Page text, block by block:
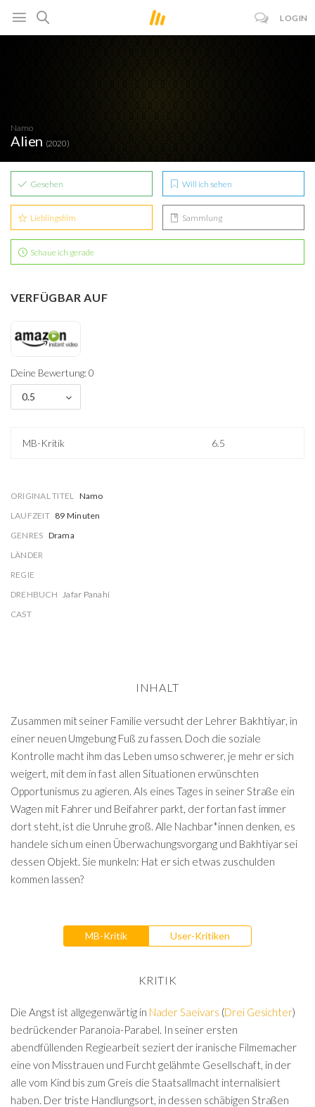
LOGIN
Namo
Alien (2020)
Gesehen Will ich sehen
Lieblingsfilm Sammlung
Schaue ich gerade
VERFÜGBAR AUF
Deine Bewertung: 0
0.5
MB-Kritik 6.5
ORIGINAL TITEL Namo
LAUFZEIT 89 Minuten
GENRES Drama
LÄNDER
REGIE
DREHBUCH Jafar Panahi
CAST
INHALT
Zusammen mit seiner Familie versucht der Lehrer Bakhtiyar, in
einer neuen Umgebung Fuß zu fassen. Doch die soziale
Kontrolle macht ihm das Leben umso schwerer, je mehr er sich
weigert, mit dem in fast allen Situationen erwünschten
Opportunismus zu agieren. Als eines Tages in seiner Straße ein
Wagen mit Fahrer und Beifahrer parkt, der fortan fast immer
dort steht, ist die Unruhe groß. Alle Nachbar*innen denken, es
handele sich um einen Überwachungsvorgang und Bakhtiyar sei
dessen Objekt. Sie munkeln: Hat er sich etwas zuschulden
kommen lassen?
MB-Kritik User-Kritiken
KRITIK
Die Angst ist allgegenwärtig in Nader Saeivars (Drei Gesichter)
bedrückender Paranoia-Parabel. In seiner ersten
abendfüllenden Regiearbeit seziert der iranische Filmemacher
eine von Misstrauen und Furcht gelähmte Gesellschaft, in der
alle vom Kind bis zum Greis die Staatsallmacht internalisiert
haben. Der triste Handlungsort, in dessen schäbigen Straßen